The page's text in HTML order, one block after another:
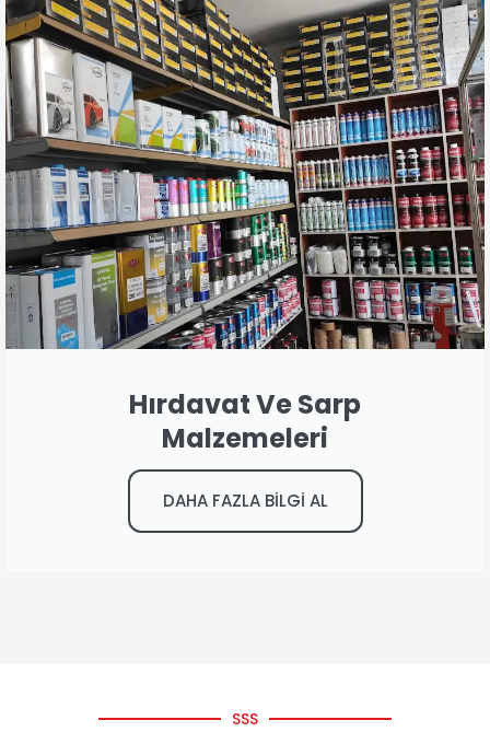
Hırdavat Ve Sarp
Malzemeleri
DAHA FAZLA BİLGİ AL
SSS